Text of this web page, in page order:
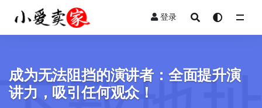
登录
成为无法阻挡的演讲者：全面提升演
讲力，吸引任何观众！